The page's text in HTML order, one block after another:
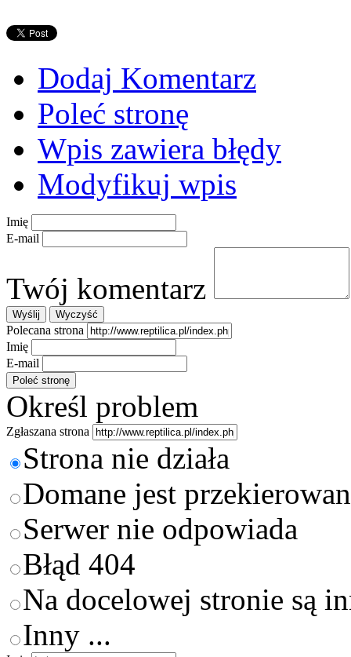
Dodaj Komentarz
Poleć stronę
Wpis zawiera błędy
Modyfikuj wpis
Imię
E-mail
Twój komentarz
Polecana strona
Imię
E-mail
Określ problem
Zgłaszana strona
Strona nie działa
Domane jest
Serwer nie odpowiada
Błąd 404
Na docelowej stronie są
Inny ...